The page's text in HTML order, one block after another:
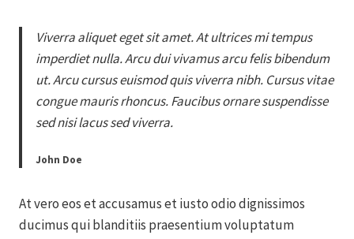
Viverra aliquet eget sit amet. At ultrices mi tempus
imperdiet nulla. Arcu dui vivamus arcu felis bibendum
ut. Arcu cursus euismod quis viverra nibh. Cursus vitae
congue mauris rhoncus. Faucibus ornare suspendisse
sed nisi lacus sed viverra.
John Doe
At vero eos et accusamus et iusto odio dignissimos
ducimus qui blanditiis praesentium voluptatum